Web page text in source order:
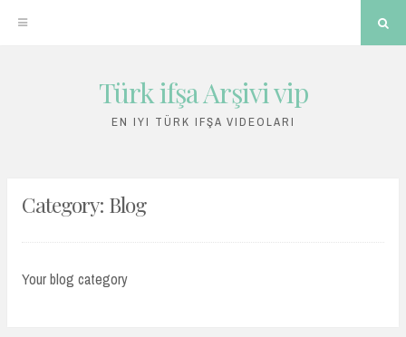
Türk ifşa Arşivi vip
EN IYI TÜRK IFŞA VIDEOLARI
Category: Blog
Your blog category